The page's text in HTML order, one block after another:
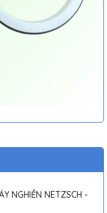
NGHIỀN NETZSCH -